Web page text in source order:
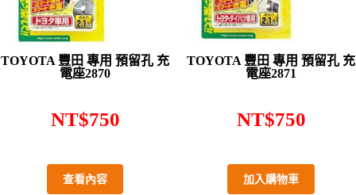
TOYOTA 豐田 專用 預留孔 充
電座2870
NT$750
查看內容
TOYOTA 豐田 專用 預留孔 充
電座2871
NT$750
加入購物車